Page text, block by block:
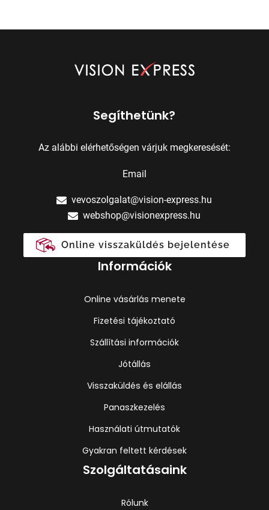
Segíthetünk?
Az alábbi elérhetőségen várjuk megkeresését:
Email
vevoszolgalat@vision-express.hu
webshop@visionexpress.hu
Online visszaküldés bejelentése
Információk
Online vásárlás menete
Fizetési tájékoztató
Szállítási információk
Jótállás
Visszaküldés és elállás
Panaszkezelés
Használati útmutatók
Gyakran feltett kérdések
Szolgáltatásaink
Rólunk